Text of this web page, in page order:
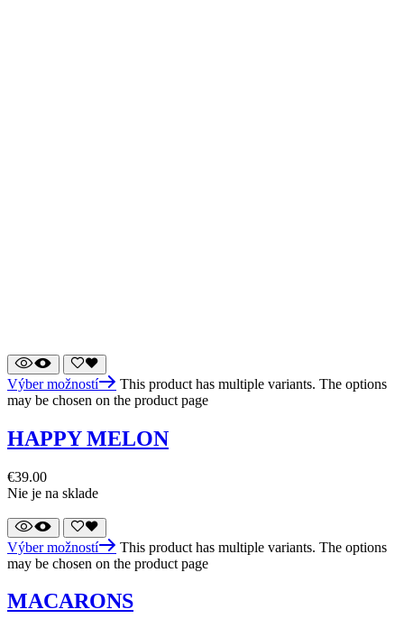
Výber možností
This product has multiple variants. The options
may be chosen on the product page
HAPPY MELON
€39.00
Nie je na sklade
Výber možností
This product has multiple variants. The options
may be chosen on the product page
MACARONS